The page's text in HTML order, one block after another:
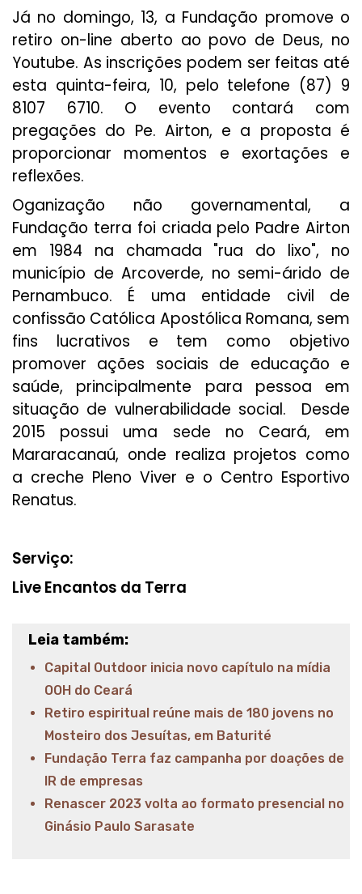
Já no domingo, 13, a Fundação promove o
retiro on-line aberto ao povo de Deus, no
Youtube. As inscrições podem ser feitas até
esta quinta-feira, 10, pelo telefone (87) 9
8107 6710. O evento contará com
pregações do Pe. Airton, e a proposta é
proporcionar momentos e exortações e
reflexões.
Oganização não governamental, a
Fundação terra foi criada pelo Padre Airton
em 1984 na chamada "rua do lixo", no
município de Arcoverde, no semi-árido de
Pernambuco. É uma entidade civil de
confissão Católica Apostólica Romana, sem
fins lucrativos e tem como objetivo
promover ações sociais de educação e
saúde, principalmente para pessoa em
situação de vulnerabilidade social. Desde
2015 possui uma sede no Ceará, em
Mararacanaú, onde realiza projetos como
a creche Pleno Viver e o Centro Esportivo
Renatus.
Serviço:
Live Encantos da Terra
Leia também:
Capital Outdoor inicia novo capítulo na mídia
OOH do Ceará
Retiro espiritual reúne mais de 180 jovens no
Mosteiro dos Jesuítas, em Baturité
Fundação Terra faz campanha por doações de
IR de empresas
Renascer 2023 volta ao formato presencial no
Ginásio Paulo Sarasate